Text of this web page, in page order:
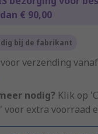
€ 90,00
bij de fabrikant
verzending vanaf
nodig? Klik op
voor extra voorraad